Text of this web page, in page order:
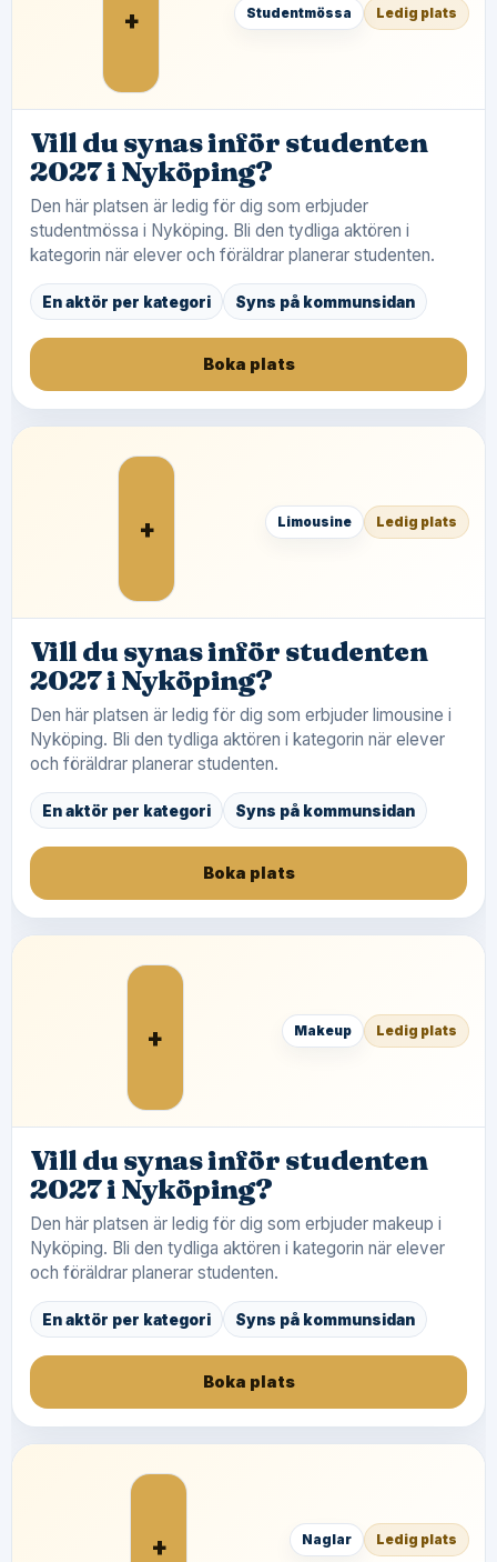
+ Studentmössa Ledig plats
Vill du synas inför studenten
2027 i Nyköping?
Den här platsen är ledig för dig som erbjuder
studentmössa i Nyköping. Bli den tydliga aktören i
kategorin när elever och föräldrar planerar studenten.
En aktör per kategori Syns på kommunsidan
Boka plats
+ Limousine Ledig plats
Vill du synas inför studenten
2027 i Nyköping?
Den här platsen är ledig för dig som erbjuder limousine i
Nyköping. Bli den tydliga aktören i kategorin när elever
och föräldrar planerar studenten.
En aktör per kategori Syns på kommunsidan
Boka plats
+ Makeup Ledig plats
Vill du synas inför studenten
2027 i Nyköping?
Den här platsen är ledig för dig som erbjuder makeup i
Nyköping. Bli den tydliga aktören i kategorin när elever
och föräldrar planerar studenten.
En aktör per kategori Syns på kommunsidan
Boka plats
+ Naglar Ledig plats